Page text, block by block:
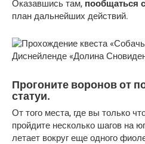
Оказавшись там, пообщаться
план дальнейших действий.
Прогоните воронов от
статуи.
От того места, где вы только
пройдите несколько шагов на
летает вокруг еще одного